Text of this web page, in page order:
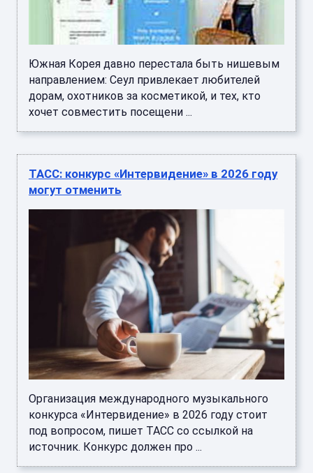
Южная Корея давно перестала быть нишевым
направлением: Сеул привлекает любителей
дорам, охотников за косметикой, и тех, кто
хочет совместить посещени ...
ТАСС: конкурс «Интервидение» в 2026 году
могут отменить
Организация международного музыкального
конкурса «Интервидение» в 2026 году стоит
под вопросом, пишет ТАСС со ссылкой на
источник. Конкурс должен про ...